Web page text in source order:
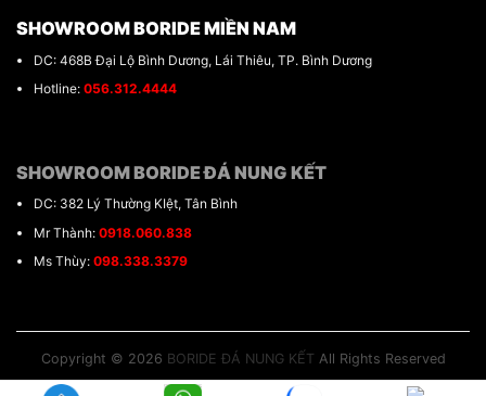
SHOWROOM BORIDE MIỀN NAM
DC: 468B Đại Lộ Bình Dương, Lái Thiêu, TP. Bình Dương
Hotline: 056.312.4444
SHOWROOM BORIDE ĐÁ NUNG KẾT
DC: 382 Lý Thường KIệt, Tân Bình
Mr Thành: 0918.060.838
Ms Thùy: 098.338.3379
Copyright © 2026 BORIDE ĐÁ NUNG KẾT All Rights Reserved